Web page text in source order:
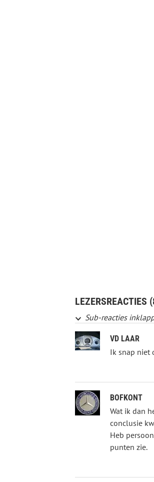
LEZERSREACTIES
Sub-reacties
VD LAAR
Ik snap niet
BOFKONT
Wat ik dan
conclusie
Heb
punten zie.